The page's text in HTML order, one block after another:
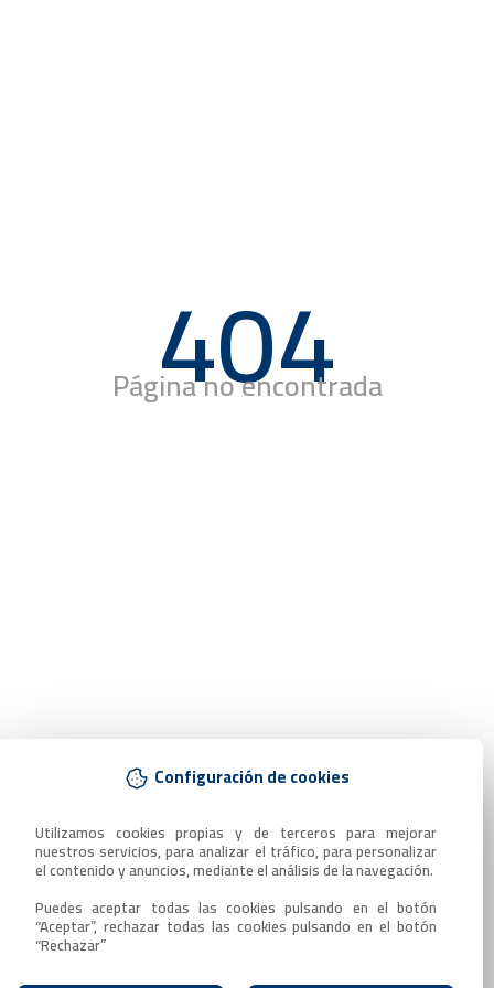
Configuración de cookies
Utilizamos cookies propias y de terceros para mejorar
nuestros servicios, para analizar el tráfico, para personalizar
el contenido y anuncios, mediante el análisis de la navegación.
Puedes aceptar todas las cookies pulsando en el botón
“Aceptar”, rechazar todas las cookies pulsando en el botón
“Rechazar”
404
Página no encontrada